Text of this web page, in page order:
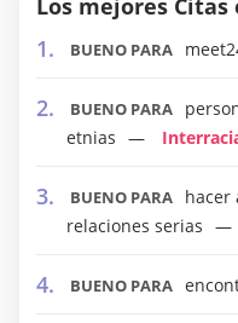
Los mejores
BUENO PARA
BUENO PARA
etnias
BUENO PARA
hacer
relaciones serias
BUENO PARA